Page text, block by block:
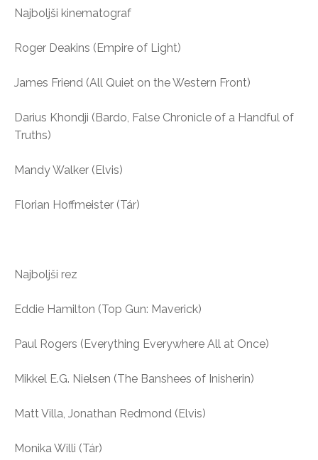
Najboljši kinematograf
Roger Deakins (Empire of Light)
James Friend (All Quiet on the Western Front)
Darius Khondji (Bardo, False Chronicle of a Handful of
Truths)
Mandy Walker (Elvis)
Florian Hoffmeister (Tár)
Najboljši rez
Eddie Hamilton (Top Gun: Maverick)
Paul Rogers (Everything Everywhere All at Once)
Mikkel E.G. Nielsen (The Banshees of Inisherin)
Matt Villa, Jonathan Redmond (Elvis)
Monika Willi (Tár)